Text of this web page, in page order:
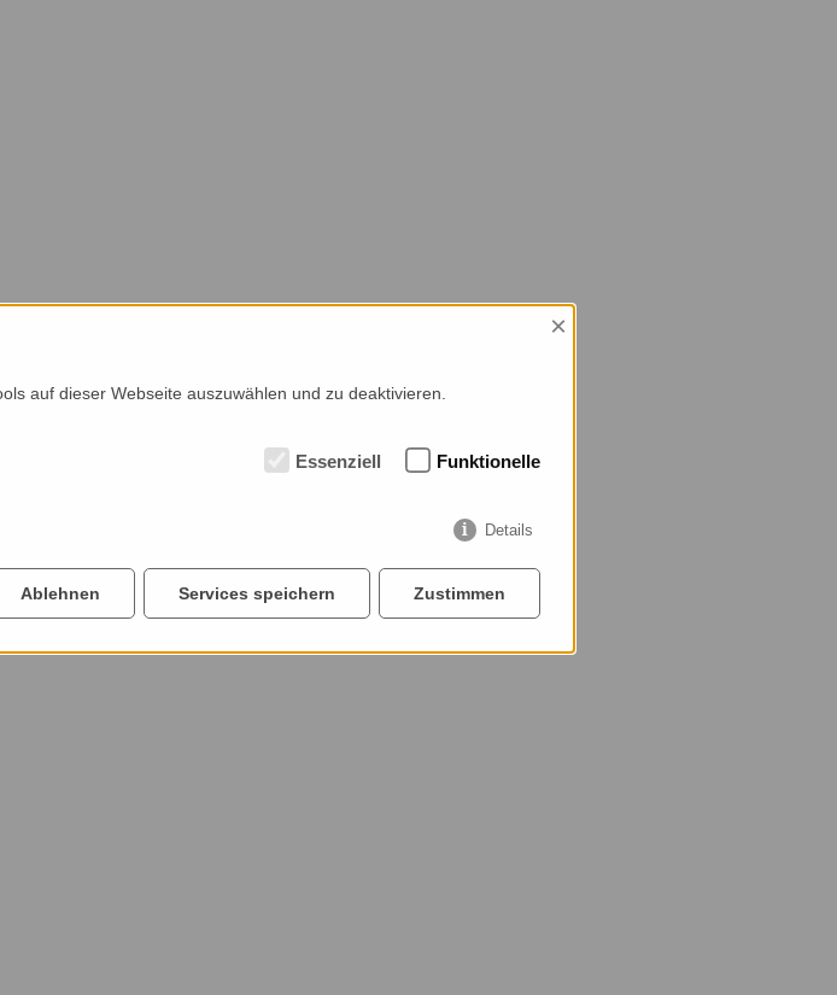
×
auf dieser Webseite auszuwählen und zu deaktivieren.
Essenziell Funktionelle
Details
Ablehnen Services speichern Zustimmen